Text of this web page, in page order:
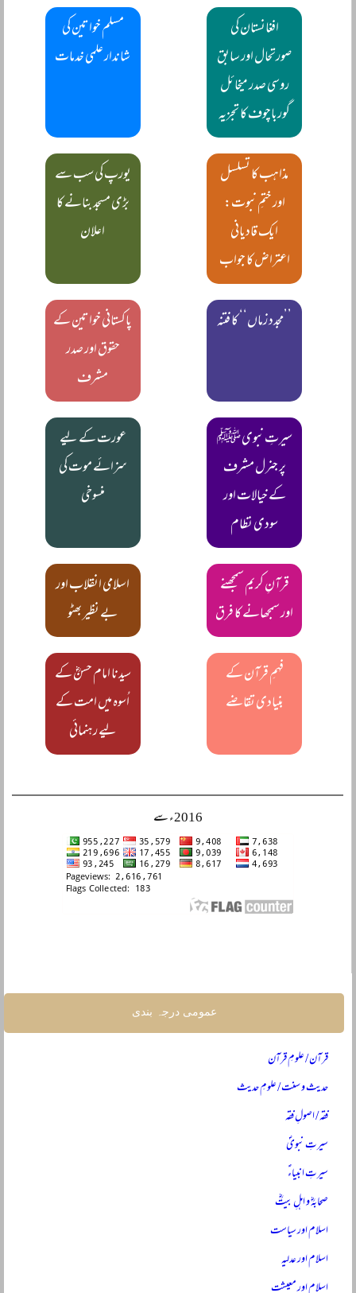
افغانستان کی
صورتحال اور سابق
روسی صدر میخائل
گورباچوف کا تجزیہ
مسلم خواتین کی
شاندار علمی خدمات
مذاہب کا تسلسل
اور ختمِ نبوت:
ایک قادیانی
اعتراض کا جواب
یورپ کی سب سے
بڑی مسجد بنانے کا
اعلان
’’مجدد زماں‘‘ کا فتنہ
پاکستانی خواتین کے
حقوق اور صدر
مشرف
سیرتِ نبوی ﷺ
پر جنرل مشرف
کے خیالات اور
سودی نظام
عورت کے لیے
سزائے موت کی
منسوخی
قرآنِ کریم سمجھنے
اور سمجھانے کا فرق
اسلامی انقلاب اور
بے نظیر بھٹو
فہمِ قرآن کے
بنیادی تقاضے
سیدنا امام حسنؓ کے
اُسوہ میں امت کے
لیے رہنمائی
2016ء سے
عمومی درجہ بندی
قرآن / علومِ قرآن
حدیث و سنت / علومِ حدیث
فقہ / اصولِ فقہ
سیرتِ نبویؐ
سیرتِ انبیاءؑ
صحابہؓ و اہلِ بیتؓ
اسلام اور سیاست
اسلام اور عدلیہ
اسلام اور معیشت